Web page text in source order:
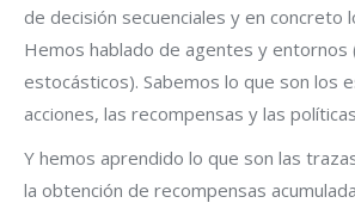
de decisión secuenciales y en concreto
Hemos hablado de agentes y
estocásticos). Sabemos lo que son los
acciones, las recompensas y las
Y hemos aprendido lo que son las
la obtención de recompensas